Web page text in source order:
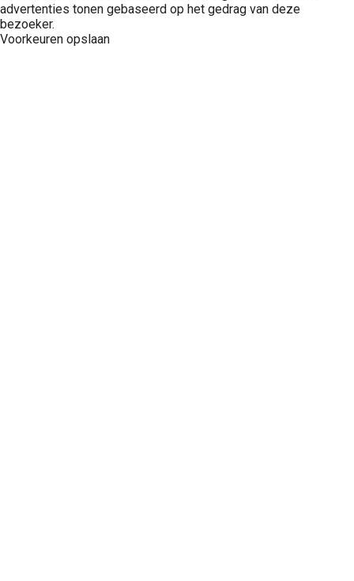
advertenties tonen gebaseerd op het gedrag van deze
bezoeker.
Voorkeuren opslaan